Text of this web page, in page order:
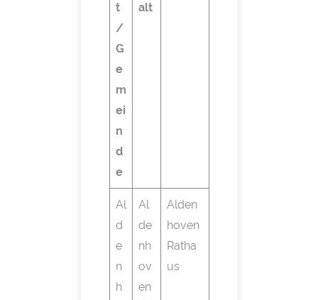
t
/
G
e
m
ei
n
d
e
alt
Al
d
e
n
h
Al
de
nh
ov
en
Alden
hoven
Ratha
us